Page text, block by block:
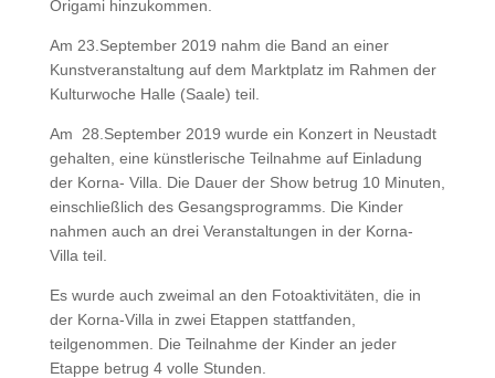
Origami hinzukommen.
Am 23.September 2019 nahm die Band an einer
Kunstveranstaltung auf dem Marktplatz im Rahmen der
Kulturwoche Halle (Saale) teil.
Am 28.September 2019 wurde ein Konzert in Neustadt
gehalten, eine künstlerische Teilnahme auf Einladung
der Korna- Villa. Die Dauer der Show betrug 10 Minuten,
einschließlich des Gesangsprogramms. Die Kinder
nahmen auch an drei Veranstaltungen in der Korna-
Villa teil.
Es wurde auch zweimal an den Fotoaktivitäten, die in
der Korna-Villa in zwei Etappen stattfanden,
teilgenommen. Die Teilnahme der Kinder an jeder
Etappe betrug 4 volle Stunden.